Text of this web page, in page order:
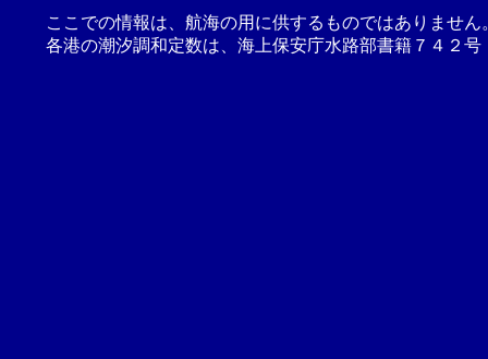
ここでの情報は、航海の用に供するものではありませ
各港の潮汐調和定数は、海上保安庁水路部書籍７４２